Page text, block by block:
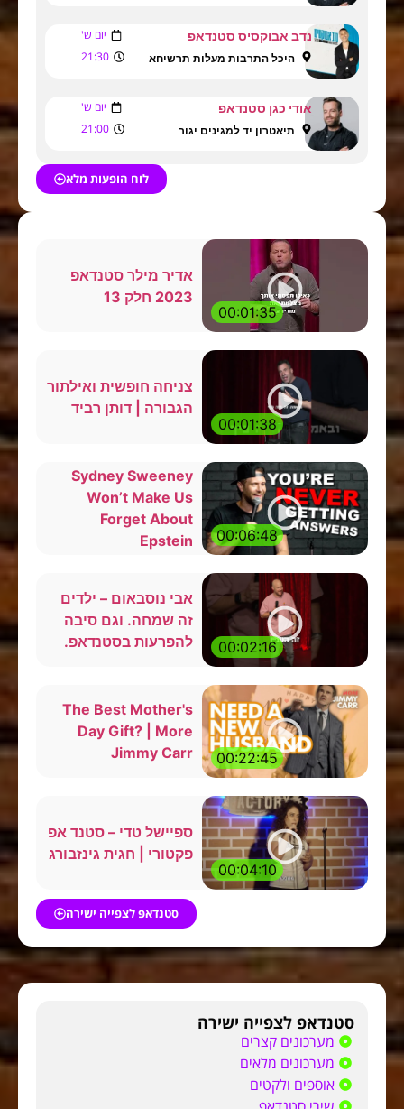
נדב אבוקסיס סטנדאפ יום ש'
היכל התרבות מעלות תרשיחא 21:30
אודי כגן סטנדאפ יום ש'
תיאטרון יד למגינים יגור 21:00
לוח הופעות מלא
00:01:35
אדיר מילר סטנדאפ
2023 חלק 13
00:01:38
צניחה חופשית ואילתור
הגבורה | דותן רביד
00:06:48
Sydney Sweeney
Won’t Make Us
Forget About
Epstein
00:02:16
אבי נוסבאום – ילדים
זה שמחה. וגם סיבה
להפרעות בסטנדאפ.
00:22:45
The Best Mother's
Day Gift? | More
Jimmy Carr
00:04:10
ספיישל טדי – סטנד אפ
פקטורי | חגית גינזבורג
סטנדאפ לצפייה ישירה
סטנדאפ לצפייה ישירה
מערכונים קצרים
מערכונים מלאים
אוספים ולקטים